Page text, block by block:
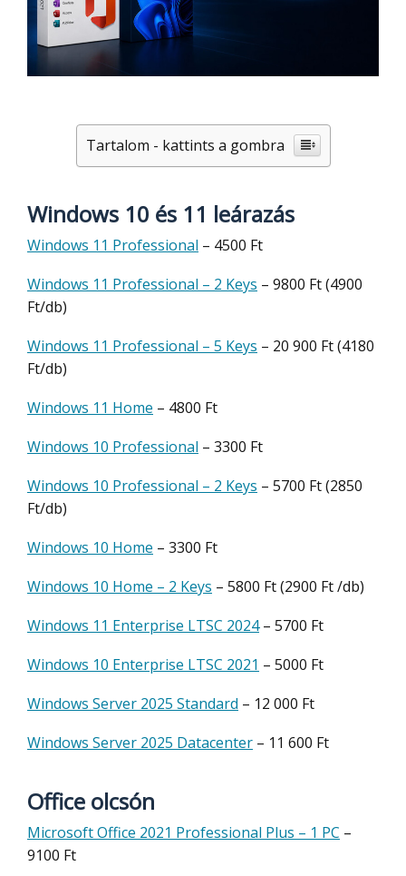
Tartalom - kattints a gombra
Windows 10 és 11 leárazás
Windows 11 Professional – 4500 Ft
Windows 11 Professional – 2 Keys – 9800 Ft (4900
Ft/db)
Windows 11 Professional – 5 Keys – 20 900 Ft (4180
Ft/db)
Windows 11 Home – 4800 Ft
Windows 10 Professional – 3300 Ft
Windows 10 Professional – 2 Keys – 5700 Ft (2850
Ft/db)
Windows 10 Home – 3300 Ft
Windows 10 Home – 2 Keys – 5800 Ft (2900 Ft /db)
Windows 11 Enterprise LTSC 2024– 5700 Ft
Windows 10 Enterprise LTSC 2021 – 5000 Ft
Windows Server 2025 Standard – 12 000 Ft
Windows Server 2025 Datacenter – 11 600 Ft
Office olcsón
Microsoft Office 2021 Professional Plus – 1 PC –
9100 Ft